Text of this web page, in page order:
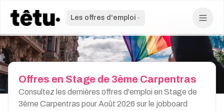
Les offres d'emploi
Offres en Stage de 3ème Carpentras
Consultez les dernières offres d'emploi en Stage de
3ème Carpentras pour Août 2026 sur le jobboard